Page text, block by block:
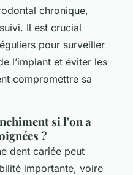
chronique,
Il est crucial
pour surveiller
l’implant et éviter les
compromettre sa
si l'on a
?
dent cariée peut
importante, voire